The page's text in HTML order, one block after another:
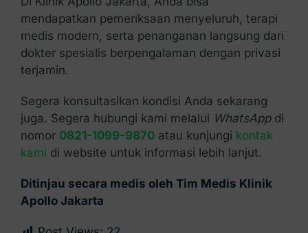
mendapatkan pemeriksaan menyeluruh, terapi
medis modern, serta penanganan langsung dari
dokter spesialis berpengalaman dengan privasi
terjamin.
Segera konsultasikan kondisi Anda sekarang
juga. Segera hubungi kami melalui WhatsAppdi
nomor 0821-1099-9870atau kunjungi kontak
kami di website untuk informasi lebih lanjut.
Ditinjau secara medis oleh Tim Medis Klinik
Apollo Jakarta